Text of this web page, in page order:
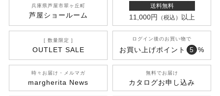
兵庫県芦屋市翠ヶ丘町
芦屋ショールーム
送料無料
11,000円 （税込） 以上
[ 数量限定 ]
OUTLET SALE
ログイン後のお買い物で
お買い上げポイント 5 %
時々お届け・メルマガ
margherita News
無料でお届け
カタログお申し込み